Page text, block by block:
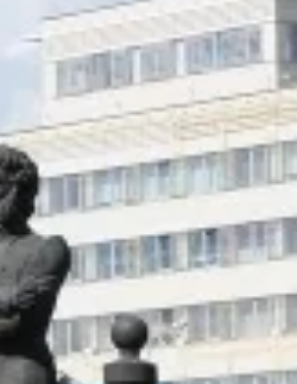
Люди, прославившие Алтай
Карты и буклеты